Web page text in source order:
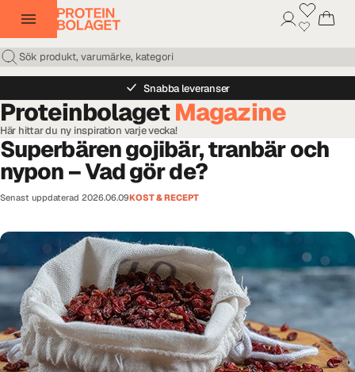
Snabba leveranser
ProteinbolagetMagazine
Här hittar du ny inspiration varje vecka!
Superbären gojibär, tranbär och
nypon – Vad gör de?
Senast uppdaterad 2026.06.09KOST & RECEPT